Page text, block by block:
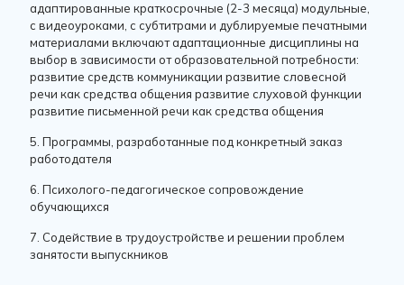
адаптированные краткосрочные (2-3 месяца) модульные,
с видеоуроками, с субтитрами и дублируемые печатными
материалами включают адаптационные дисциплины на
выбор в зависимости от образовательной потребности:
развитие средств коммуникации развитие словесной
речи как средства общения развитие слуховой функции
развитие письменной речи как средства общения
5. Программы, разработанные под конкретный заказ
работодателя
6. Психолого-педагогическое сопровождение
обучающихся
7. Содействие в трудоустройстве и решении проблем
занятости выпускников